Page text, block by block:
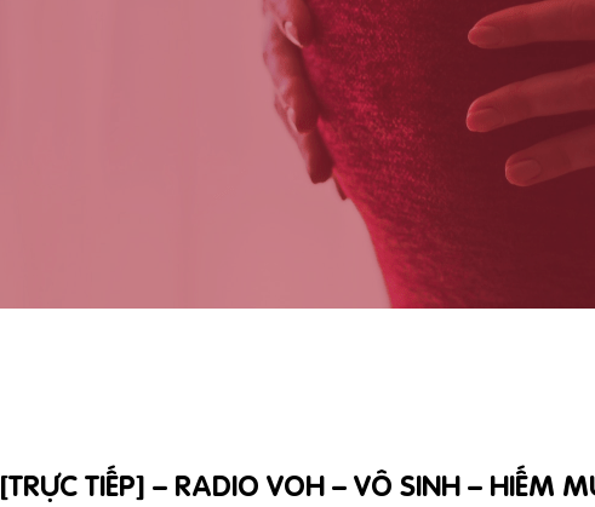
[TRỰC TIẾP] – RADIO VOH – VÔ SINH – HIẾM